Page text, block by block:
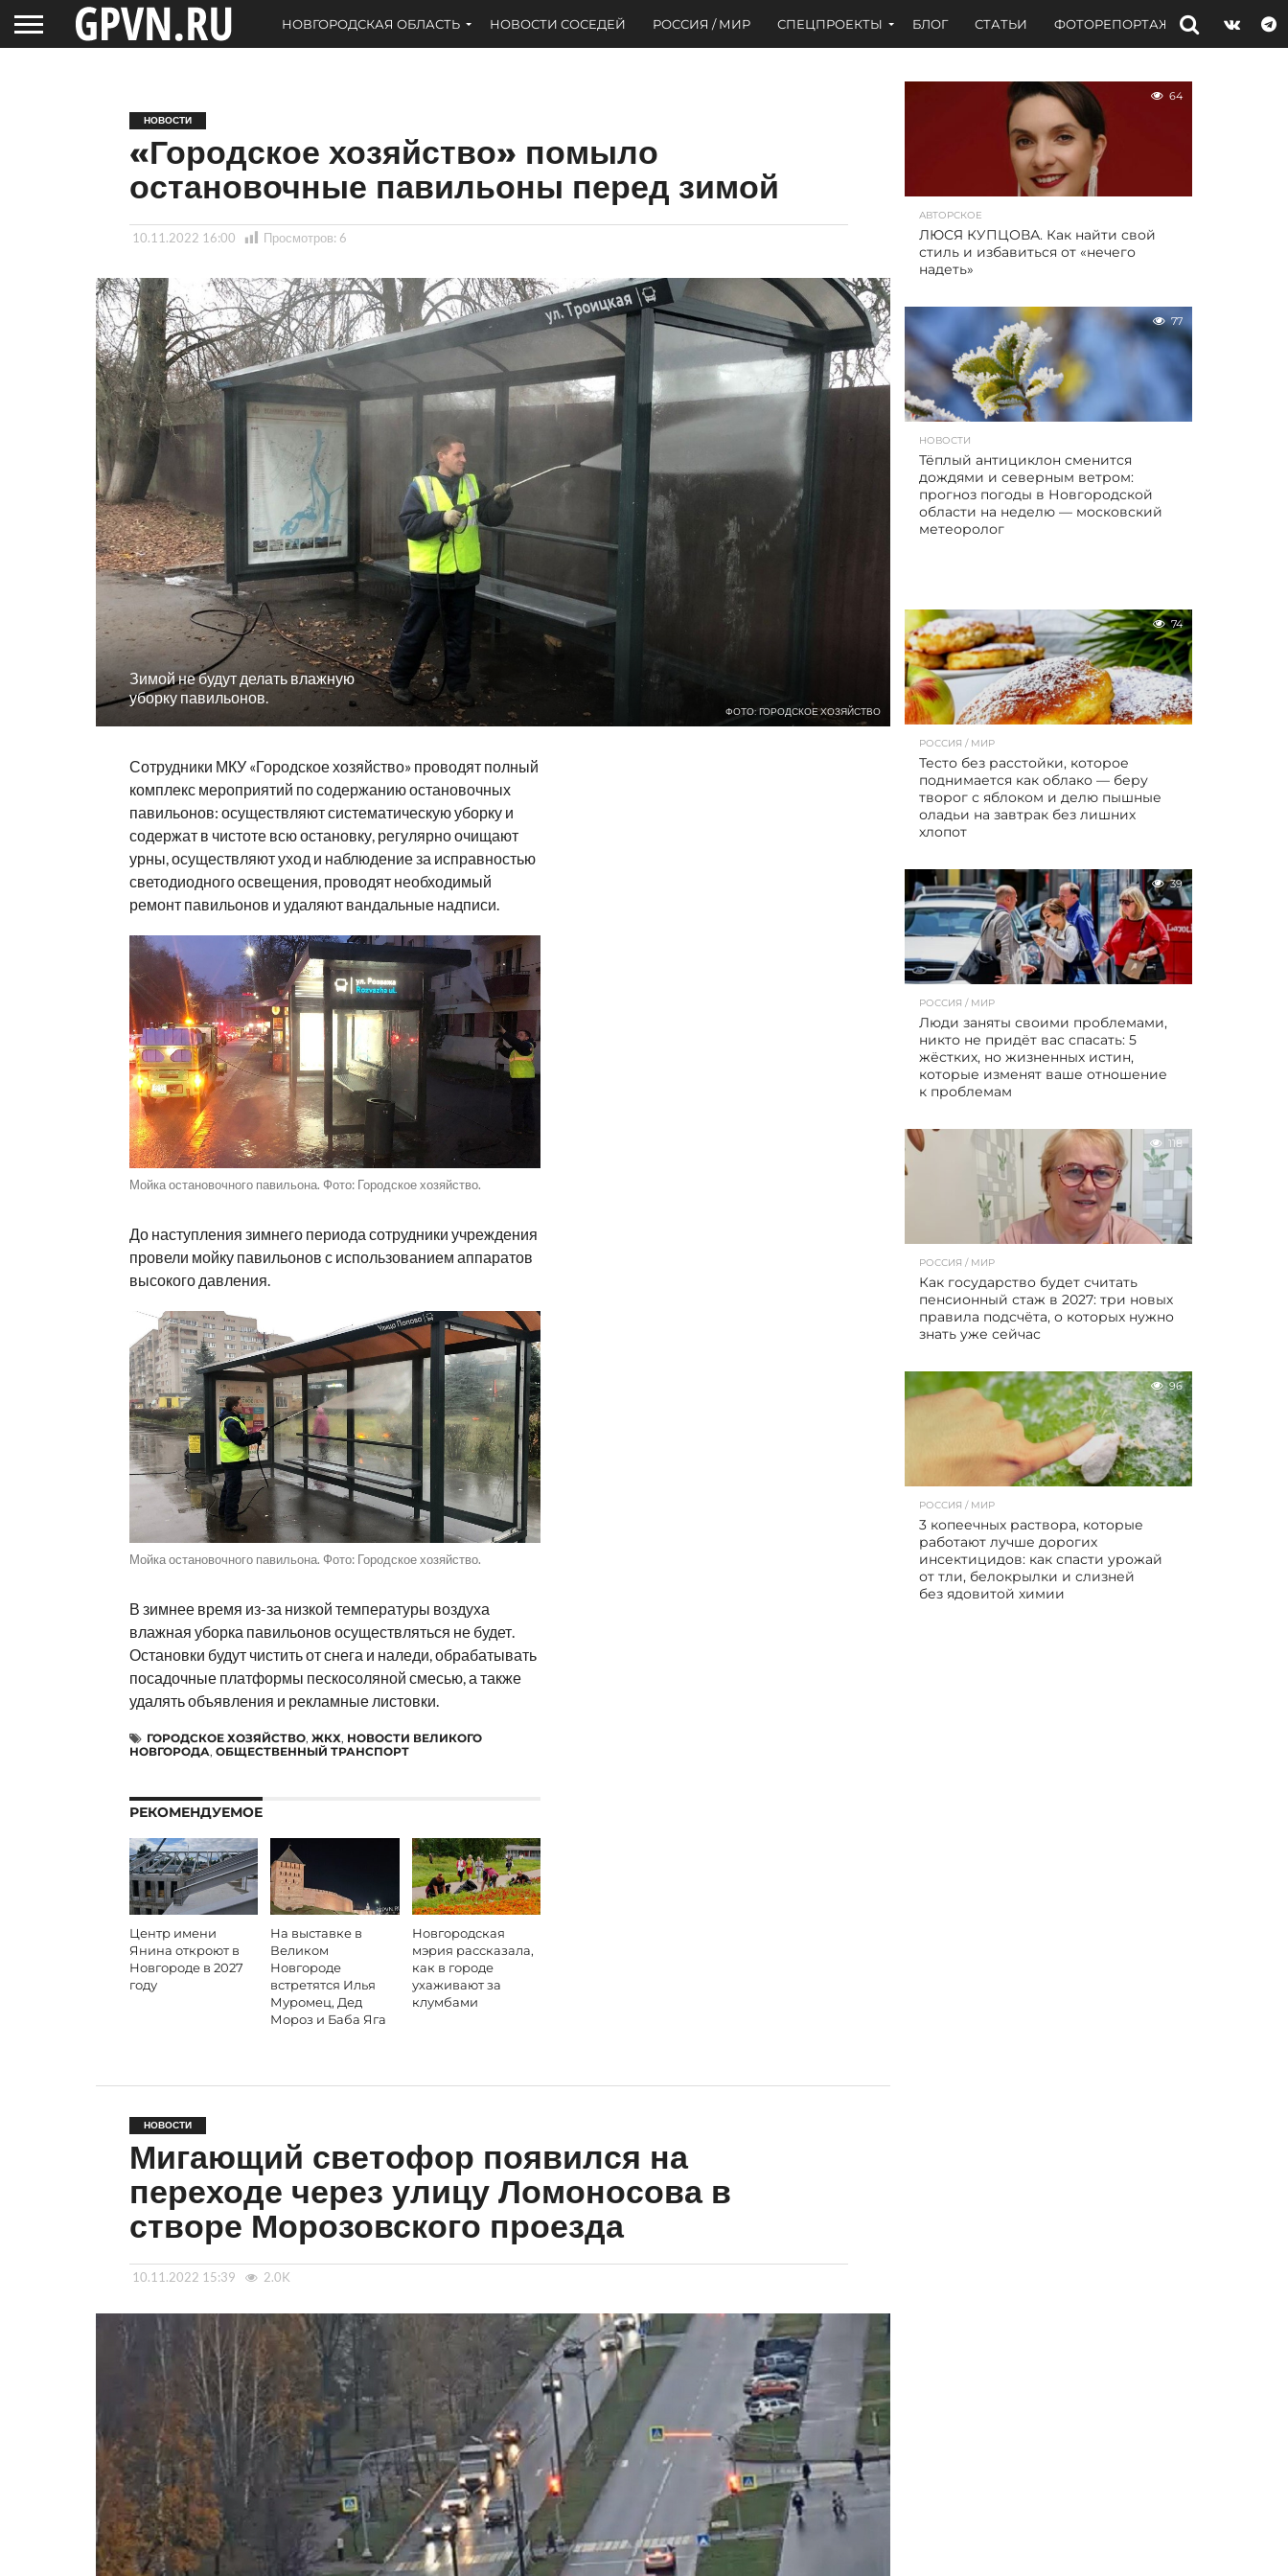
НОВГОРОДСКАЯ ОБЛАСТЬ НОВОСТИ СОСЕДЕЙ РОССИЯ / МИР СПЕЦПРОЕКТЫ БЛОГ СТАТЬИ ФОТОРЕПОРТАЖИ ИНТЕРВЬЮ
НОВОСТИ
«Городское хозяйство» помыло
остановочные павильоны перед зимой
10.11.2022 16:00 Просмотров: 6
Зимой не будут делать влажную
уборку павильонов.
ФОТО: ГОРОДСКОЕ ХОЗЯЙСТВО
Сотрудники МКУ «Городское хозяйство» проводят полный
комплекс мероприятий по содержанию остановочных
павильонов: осуществляют систематическую уборку и
содержат в чистоте всю остановку, регулярно очищают
урны, осуществляют уход и наблюдение за исправностью
светодиодного освещения, проводят необходимый
ремонт павильонов и удаляют вандальные надписи.
Мойка остановочного павильона. Фото: Городское хозяйство.
До наступления зимнего периода сотрудники учреждения
провели мойку павильонов с использованием аппаратов
высокого давления.
Мойка остановочного павильона. Фото: Городское хозяйство.
В зимнее время из-за низкой температуры воздуха
влажная уборка павильонов осуществляться не будет.
Остановки будут чистить от снега и наледи, обрабатывать
посадочные платформы пескосоляной смесью, а также
удалять объявления и рекламные листовки.
ГОРОДСКОЕ ХОЗЯЙСТВО, ЖКХ, НОВОСТИ ВЕЛИКОГО
НОВГОРОДА, ОБЩЕСТВЕННЫЙ ТРАНСПОРТ
РЕКОМЕНДУЕМОЕ
Центр имени
Янина откроют в
Новгороде в 2027
году
На выставке в
Великом
Новгороде
встретятся Илья
Муромец, Дед
Мороз и Баба Яга
Новгородская
мэрия рассказала,
как в городе
ухаживают за
клумбами
НОВОСТИ
Мигающий светофор появился на
переходе через улицу Ломоносова в
створе Морозовского проезда
10.11.2022 15:39 2.0K
64
АВТОРСКОЕ
ЛЮСЯ КУПЦОВА. Как найти свой
стиль и избавиться от «нечего
надеть»
77
НОВОСТИ
Тёплый антициклон сменится
дождями и северным ветром:
прогноз погоды в Новгородской
области на неделю — московский
метеоролог
74
РОССИЯ / МИР
Тесто без расстойки, которое
поднимается как облако — беру
творог с яблоком и делю пышные
оладьи на завтрак без лишних
хлопот
39
РОССИЯ / МИР
Люди заняты своими проблемами,
никто не придёт вас спасать: 5
жёстких, но жизненных истин,
которые изменят ваше отношение
к проблемам
118
РОССИЯ / МИР
Как государство будет считать
пенсионный стаж в 2027: три новых
правила подсчёта, о которых нужно
знать уже сейчас
96
РОССИЯ / МИР
3 копеечных раствора, которые
работают лучше дорогих
инсектицидов: как спасти урожай
от тли, белокрылки и слизней
без ядовитой химии